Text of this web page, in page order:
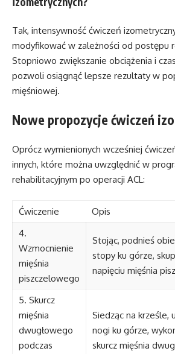
Tak, intensywność ćwiczeń
modyfikować w zależności od postępu
Stopniowo zwiększanie obciążenia i
pozwoli osiągnąć lepsze rezultaty w
mięśniowej.
Nowe propozycje ćwiczeń
Oprócz wymienionych wcześniej
innych, które można uwzględnić w
rehabilitacyjnym po operacji ACL:
Ćwiczenie
Opis
4.
Wzmocnienie
mięśnia
piszczelowego
Stojąc, podnieś
stopy ku górze,
napięciu mięśnia
5. Skurcz
mięśnia
dwugłowego
podczas
Siedząc na krześle,
nogi ku górze,
skurcz mięśnia